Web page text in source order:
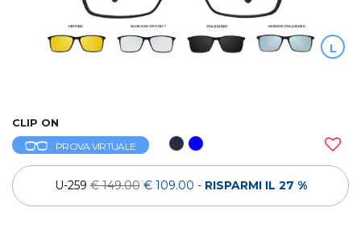
L
CLIP ON
PROVA VIRTUALE
U-259€ 149.00 € 109.00 - RISPARMI IL 27 %